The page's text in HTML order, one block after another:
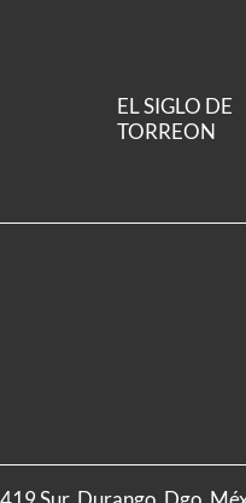
EL SIGLO DE
TORREON